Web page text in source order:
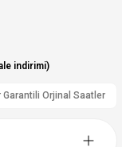
indirimi)
Garantili Orjinal Saatler